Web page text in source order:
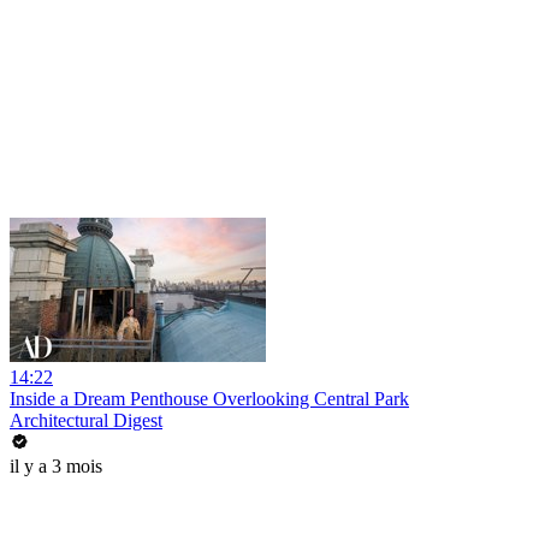
14:22
Inside a Dream Penthouse Overlooking Central Park
Architectural Digest
il y a 3 mois